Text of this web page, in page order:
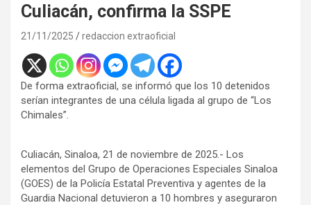
Culiacán, confirma la SSPE
21/11/2025 redaccion extraoficial
De forma extraoficial, se informó que los 10 detenidos
serían integrantes de una célula ligada al grupo de “Los
Chimales”.
Culiacán, Sinaloa, 21 de noviembre de 2025.- Los
elementos del Grupo de Operaciones Especiales Sinaloa
(GOES) de la Policía Estatal Preventiva y agentes de la
Guardia Nacional detuvieron a 10 hombres y aseguraron